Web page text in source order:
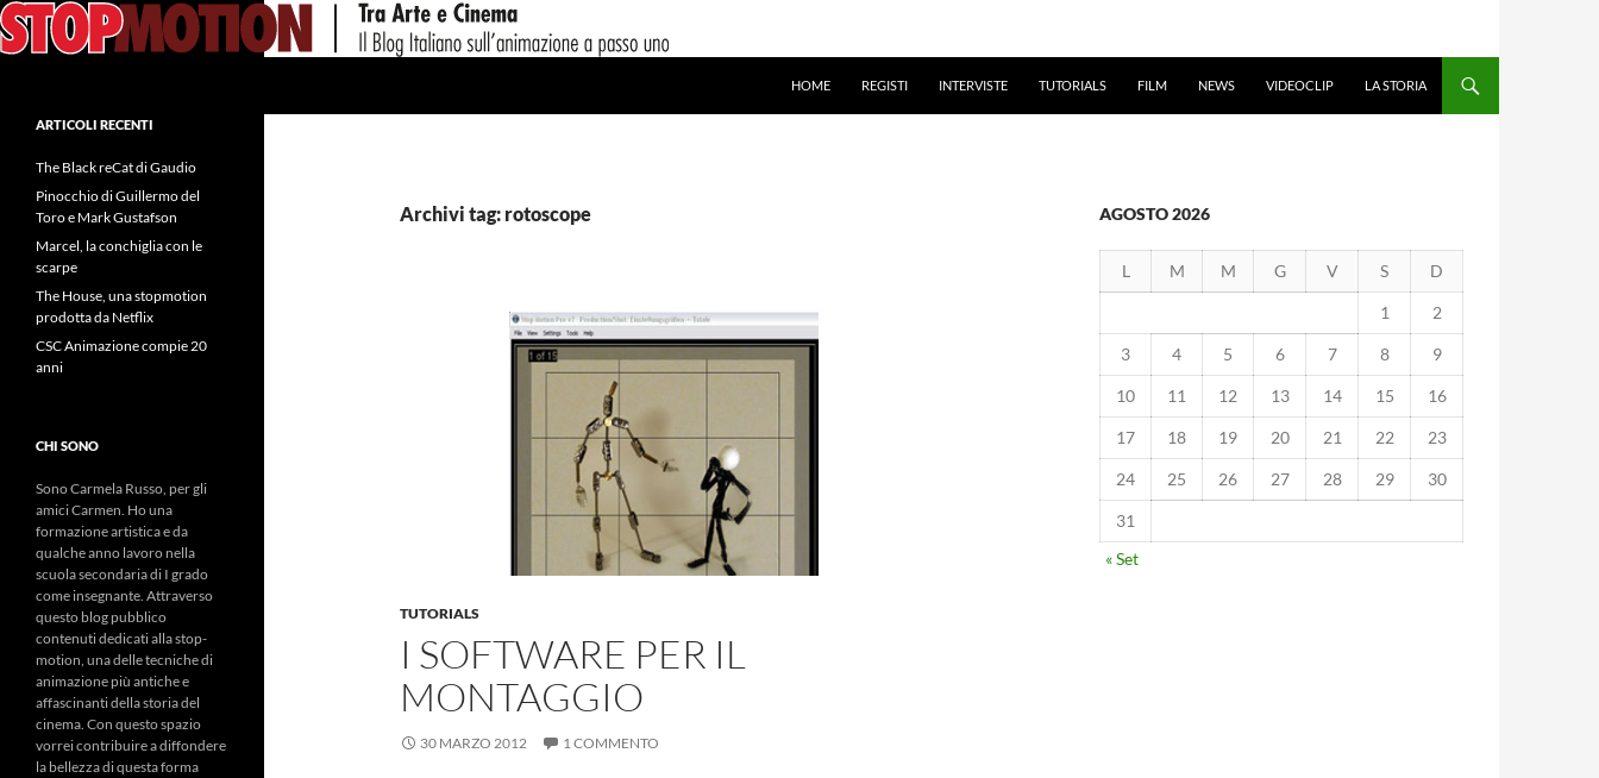
Vai
al
HOME REGISTI INTERVISTE TUTORIALS FILM NEWS VIDEOCLIP LA STORIA
Archivi tag: rotoscope
TUTORIALS
I SOFTWARE PER IL
MONTAGGIO
30 MARZO 2012 1 COMMENTO
AGOSTO 2026
L M M G V S D
1 2
3 4 5 6 7 8 9
10 11 12 13 14 15 16
17 18 19 20 21 22 23
24 25 26 27 28 29 30
31
« Set
ARTICOLI RECENTI
The Black reCat di Gaudio
Pinocchio di Guillermo del
Toro e Mark Gustafson
Marcel, la conchiglia con le
scarpe
The House, una stopmotion
prodotta da Netflix
CSC Animazione compie 20
anni
CHI SONO
Sono Carmela Russo, per gli
amici Carmen. Ho una
formazione artistica e da
qualche anno lavoro nella
scuola secondaria di I grado
come insegnante. Attraverso
questo blog pubblico
contenuti dedicati alla stop-
motion, una delle tecniche di
animazione più antiche e
affascinanti della storia del
cinema. Con questo spazio
vorrei contribuire a diffondere
la bellezza di questa forma